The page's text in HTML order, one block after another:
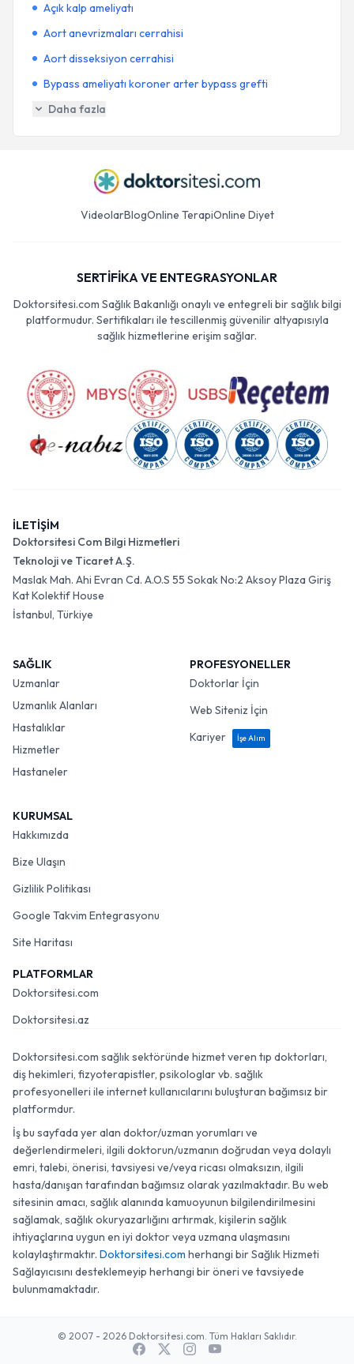
Açık kalp ameliyatı
Aort anevrizmaları cerrahisi
Aort disseksiyon cerrahisi
Bypass ameliyatı koroner arter bypass grefti
Daha fazla
VideolarBlogOnline TerapiOnline Diyet
SERTİFİKA VE ENTEGRASYONLAR
Doktorsitesi.com Sağlık Bakanlığı onaylı ve entegreli bir sağlık bilgi
platformudur. Sertifikaları ile tescillenmiş güvenilir altyapısıyla
sağlık hizmetlerine erişim sağlar.
İLETİŞİM
Doktorsitesi Com Bilgi Hizmetleri
Teknoloji ve Ticaret A.Ş.
Maslak Mah. Ahi Evran Cd. A.O.S 55 Sokak No:2 Aksoy Plaza Giriş
Kat Kolektif House
İstanbul, Türkiye
SAĞLIK
Uzmanlar
Uzmanlık Alanları
Hastalıklar
Hizmetler
Hastaneler
PROFESYONELLER
Doktorlar İçin
Web Siteniz İçin
Kariyer
İşe Alım
KURUMSAL
Hakkımızda
Bize Ulaşın
Gizlilik Politikası
Google Takvim Entegrasyonu
Site Haritası
PLATFORMLAR
Doktorsitesi.com
Doktorsitesi.az
Doktorsitesi.com sağlık sektöründe hizmet veren tıp doktorları,
diş hekimleri, fizyoterapistler, psikologlar vb. sağlık
profesyonelleri ile internet kullanıcılarını buluşturan bağımsız bir
platformdur.
İş bu sayfada yer alan doktor/uzman yorumları ve
değerlendirmeleri, ilgili doktorun/uzmanın doğrudan veya dolaylı
emri, talebi, önerisi, tavsiyesi ve/veya ricası olmaksızın, ilgili
hasta/danışan tarafından bağımsız olarak yazılmaktadır. Bu web
sitesinin amacı, sağlık alanında kamuoyunun bilgilendirilmesini
sağlamak, sağlık okuryazarlığını artırmak, kişilerin sağlık
ihtiyaçlarına uygun en iyi doktor veya uzmana ulaşmasını
kolaylaştırmaktır. Doktorsitesi.com herhangi bir Sağlık Hizmeti
Sağlayıcısını desteklemeyip herhangi bir öneri ve tavsiyede
bulunmamaktadır.
© 2007 - 2026 Doktorsitesi.com. Tüm Hakları Saklıdır.